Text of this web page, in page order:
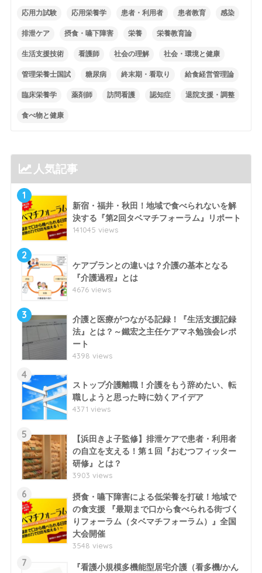
応用力試験 応用栄養学 患者・利用者 患者教育 感染
排泄ケア 摂食・嚥下障害 栄養 栄養教育論
生活支援技術 看護師 社会の理解 社会・環境と健康
管理栄養士国試 糖尿病 終末期・看取り 給食経営管理論
臨床栄養学 薬剤師 訪問看護 認知症 退院支援・調整
食べ物と健康
人気記事
1
新宿・福井・秋田！地域で食べられないを解
決する『第2回タベマチフォーラム』リポート
141045 views
2
ケアプランとの違いは？介護の基本となる
『介護過程』とは
4676 views
3
介護と医療がつながる記録！『生活支援記録
法』とは？～鐵宏之主任ケアマネ勉強会レポ
ート
4398 views
4
ストップ介護離職！介護をもう辞めたい、転
職しようと思った時に効くアイデア
4371 views
5
【浜田きよ子監修】排泄ケアで患者・利用者
の自立を支える！第１回『おむつフィッター
研修』とは？
3903 views
6
摂食・嚥下障害による低栄養を打破！地域で
の食支援 『最期まで口から食べられる街づく
りフォーラム（タベマチフォーラム）』全国
大会開催
3548 views
7
『看護小規模多機能型居宅介護（看多機/かん